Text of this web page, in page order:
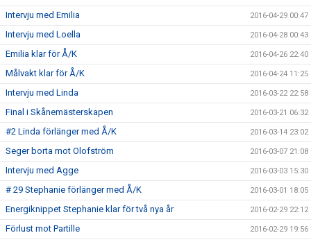
Intervju med Emilia 2016-04-29 00:47
Intervju med Loella 2016-04-28 00:43
Emilia klar för Å/K 2016-04-26 22:40
Målvakt klar för Å/K 2016-04-24 11:25
Intervju med Linda 2016-03-22 22:58
Final i Skånemästerskapen 2016-03-21 06:32
#2 Linda förlänger med Å/K 2016-03-14 23:02
Seger borta mot Olofström 2016-03-07 21:08
Intervju med Agge 2016-03-03 15:30
# 29 Stephanie förlänger med Å/K 2016-03-01 18:05
Energiknippet Stephanie klar för två nya år 2016-02-29 22:12
Förlust mot Partille 2016-02-29 19:56